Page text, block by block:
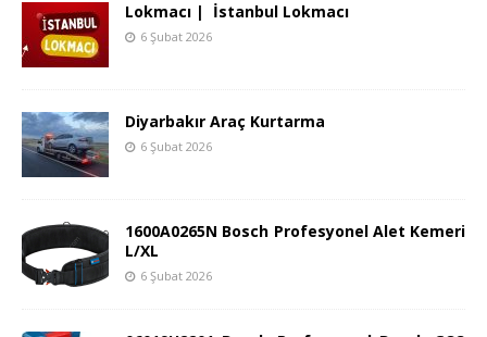
Lokmacı | İstanbul Lokmacı
6 Şubat 2026
Diyarbakır Araç Kurtarma
6 Şubat 2026
1600A0265N Bosch Profesyonel Alet Kemeri
L/XL
6 Şubat 2026